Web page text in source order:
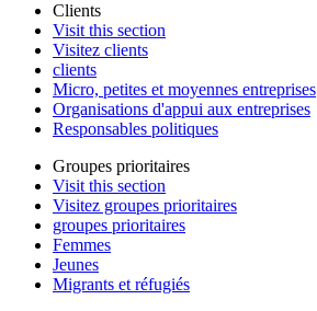
Clients
Visit this section
Visitez clients
clients
Micro, petites et moyennes entreprises
Organisations d'appui aux entreprises
Responsables politiques
Groupes prioritaires
Visit this section
Visitez groupes prioritaires
groupes prioritaires
Femmes
Jeunes
Migrants et réfugiés